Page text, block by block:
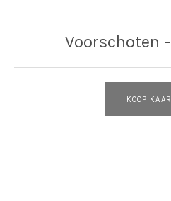
Voorschoten
KOOP